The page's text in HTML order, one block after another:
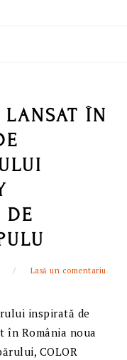
ÎN
DE
Lasă un comentariu
inspirată de
în România noua
COLOR